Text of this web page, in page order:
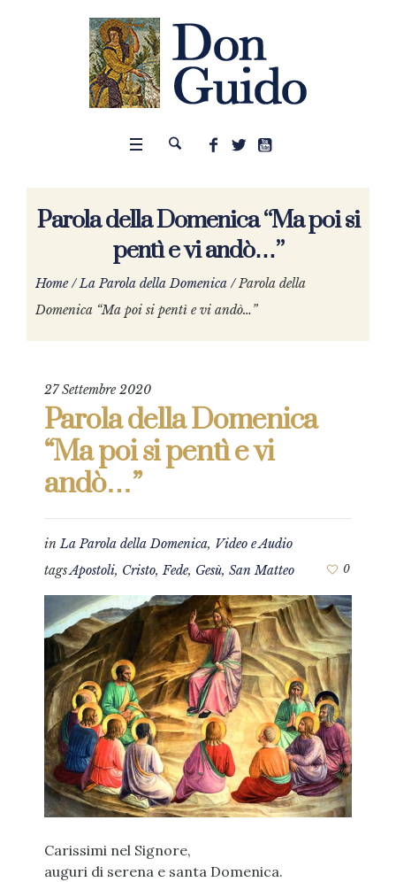
Parola della Domenica “Ma poi si
pentì e vi andò…”
Home /La Parola della Domenica /Parola della
Domenica “Ma poi si pentì e vi andò…”
27 Settembre 2020
Parola della Domenica
“Ma poi si pentì e vi
andò…”
inLa Parola della Domenica, Video e Audio
tagsApostoli, Cristo,Fede, Gesù, San Matteo 0
Carissimi nel Signore,
auguri di serena e santa Domenica.